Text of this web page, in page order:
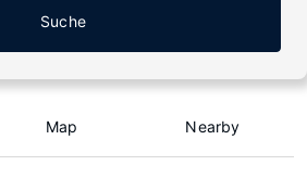
Suche
Map Nearby